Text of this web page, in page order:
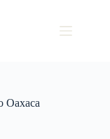
Oaxaca